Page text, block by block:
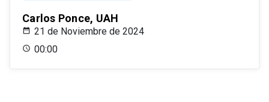
Carlos Ponce, UAH
21 de Noviembre de 2024
00:00